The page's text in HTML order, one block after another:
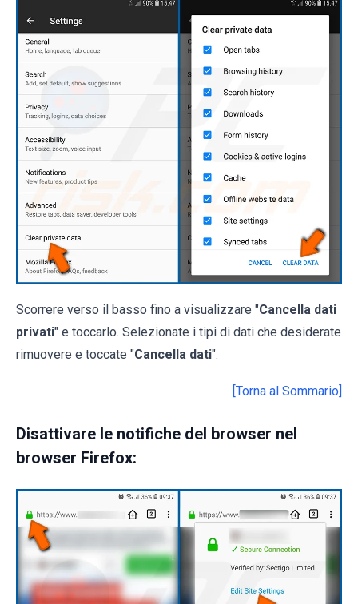
Scorrere verso il basso fino a visualizzare "Cancella dati
privati" e toccarlo. Selezionate i tipi di dati che desiderate
rimuovere e toccate "Cancella dati".
[Torna al Sommario]
Disattivare le notifiche del browser nel
browser Firefox: